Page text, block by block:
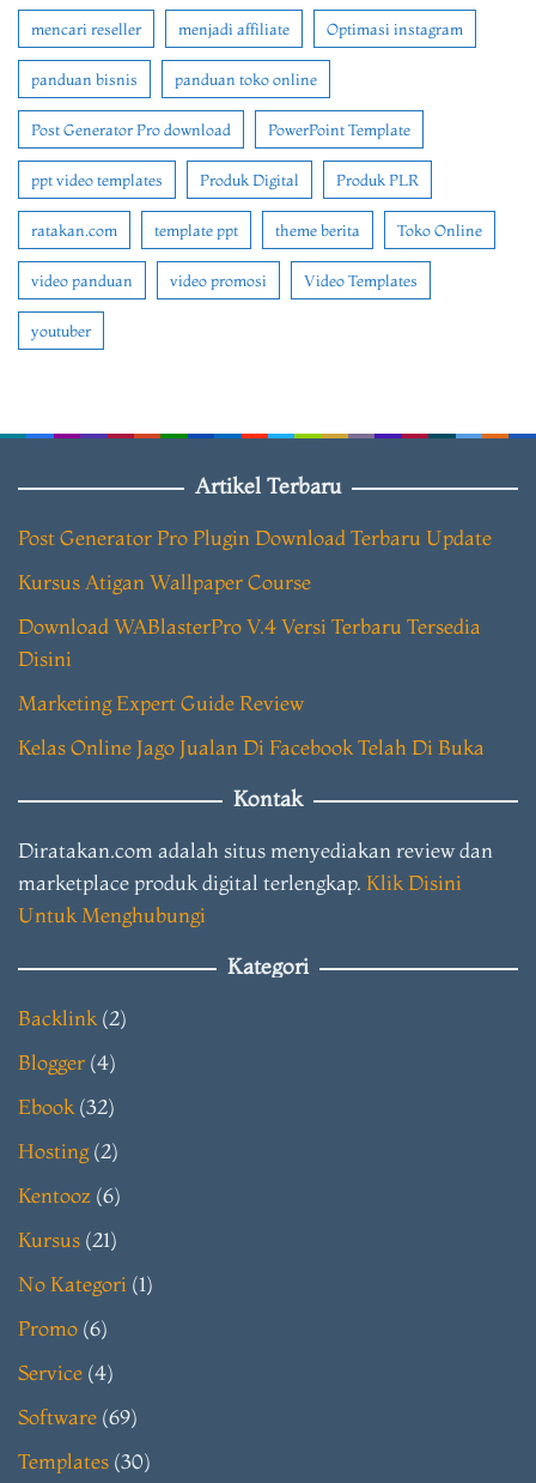
mencari reseller menjadi affiliate Optimasi instagram
panduan bisnis panduan toko online
Post Generator Pro download PowerPoint Template
ppt video templates Produk Digital Produk PLR
ratakan.com template ppt theme berita Toko Online
video panduan video promosi Video Templates
youtuber
Artikel Terbaru
Post Generator Pro Plugin Download Terbaru Update
Kursus Atigan Wallpaper Course
Download WABlasterPro V.4 Versi Terbaru Tersedia
Disini
Marketing Expert Guide Review
Kelas Online Jago Jualan Di Facebook Telah Di Buka
Kontak
Diratakan.com adalah situs menyediakan review dan
marketplace produk digital terlengkap. Klik Disini
Untuk Menghubungi
Kategori
Backlink (2)
Blogger (4)
Ebook (32)
Hosting(2)
Kentooz (6)
Kursus (21)
No Kategori (1)
Promo (6)
Service (4)
Software (69)
Templates (30)